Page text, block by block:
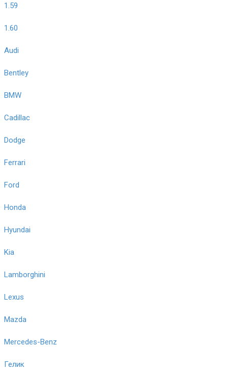
1.59
1.60
Audi
Bentley
BMW
Cadillac
Dodge
Ferrari
Ford
Honda
Hyundai
Kia
Lamborghini
Lexus
Mazda
Mercedes-Benz
Гелик